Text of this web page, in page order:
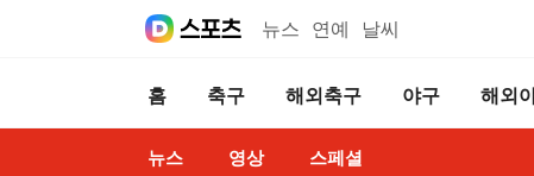
뉴스 연예 날씨
홈 축구 해외축구 야구 해외
뉴스 영상 스페셜